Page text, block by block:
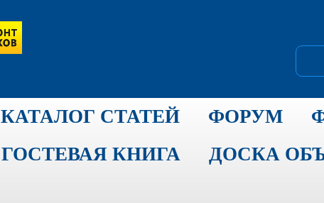
КАТАЛОГ СТАТЕЙ ФОРУМ
ГОСТЕВАЯ КНИГА
ДОСКА